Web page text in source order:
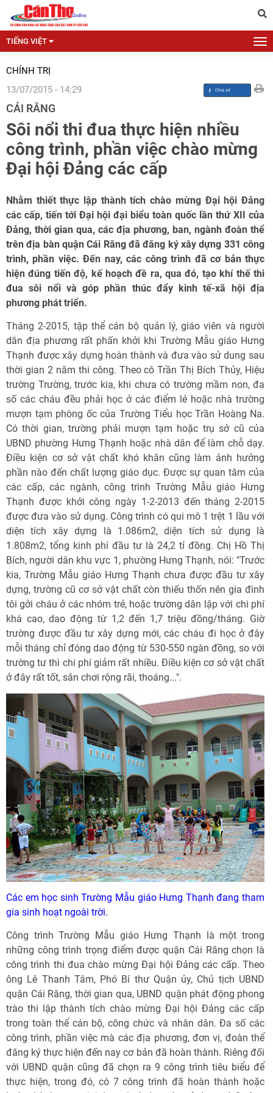
TIẾNG VIỆT
CHÍNH TRỊ
13/07/2015 - 14:29
CÁI RĂNG
Sôi nổi thi đua thực hiện nhiều
công trình, phần việc chào mừng
Đại hội Đảng các cấp
Nhằm thiết thực lập thành tích chào mừng Đại hội Đảng
các cấp, tiến tới Đại hội đại biểu toàn quốc lần thứ XII của
Đảng, thời gian qua, các địa phương, ban, ngành đoàn thể
trên địa bàn quận Cái Răng đã đăng ký xây dựng 331 công
trình, phần việc. Đến nay, các công trình đã cơ bản thực
hiện đúng tiến độ, kế hoạch đề ra, qua đó, tạo khí thế thi
đua sôi nổi và góp phần thúc đẩy kinh tế-xã hội địa
phương phát triển.
Tháng 2-2015, tập thể cán bộ quản lý, giáo viên và người
dân địa phương rất phấn khởi khi Trường Mẫu giáo Hưng
Thạnh được xây dựng hoàn thành và đưa vào sử dung sau
thời gian 2 năm thi công. Theo cô Trần Thị Bích Thủy, Hiệu
trường Trường, trước kia, khi chưa có trường mầm non, đa
số các cháu đều phải học ở các điểm lẻ hoặc nhà trường
mượn tạm phòng ốc của Trường Tiểu học Trần Hoàng Na.
Có thời gian, trường phải mượn tạm hoặc trụ sở cũ của
UBND phường Hưng Thạnh hoặc nhà dân để làm chỗ dạy.
Điều kiện cơ sở vật chất khó khăn cũng làm ảnh hưởng
phần nào đến chất lượng giáo dục. Được sự quan tâm của
các cấp, các ngành, công trình Trường Mẫu giáo Hưng
Thạnh được khởi công ngày 1-2-2013 đến tháng 2-2015
được đưa vào sử dụng. Công trình có qui mô 1 trệt 1 lầu với
diện tích xây dựng là 1.086m2, diện tích sử dụng là
1.808m2, tổng kinh phí đầu tư là 24,2 tỉ đồng. Chị Hồ Thị
Bích, người dân khu vực 1, phường Hưng Thạnh, nói: "Trước
kia, Trường Mẫu giáo Hưng Thạnh chưa được đầu tư xây
dựng, trường cũ cơ sở vật chất còn thiếu thốn nên gia đình
tôi gởi cháu ở các nhóm trẻ, hoặc trường dân lập với chi phí
khá cao, dao động từ 1,2 đến 1,7 triệu đồng/tháng. Giờ
trường được đầu tư xây dựng mới, các cháu đi học ở đây
mỗi tháng chỉ đóng dao động từ 530-550 ngàn đồng, so với
trường tư thì chi phí giảm rất nhiều. Điều kiện cơ sở vật chất
ở đây rất tốt, sân chơi rộng rãi, thoáng...".
Các em học sinh Trường Mẫu giáo Hưng Thạnh đang tham
gia sinh hoạt ngoài trời.
Công trình Trường Mẫu giáo Hưng Thạnh là một trong
những công trình trọng điểm được quận Cái Răng chọn là
công trình thi đua chào mừng Đại hội Đảng các cấp. Theo
ông Lê Thanh Tâm, Phó Bí thư Quận ủy, Chủ tịch UBND
quận Cái Răng, thời gian qua, UBND quận phát động phong
trào thi lập thành tích chào mừng Đại hội Đảng các cấp
trong toàn thể cán bộ, công chức và nhân dân. Đa số các
công trình, phần việc mà các địa phương, đơn vị, đoàn thể
đăng ký thực hiện đến nay cơ bản đã hoàn thành. Riêng đối
với UBND quận cũng đã chọn ra 9 công trình tiêu biểu để
thực hiện, trong đó, có 7 công trình đã hoàn thành hoặc